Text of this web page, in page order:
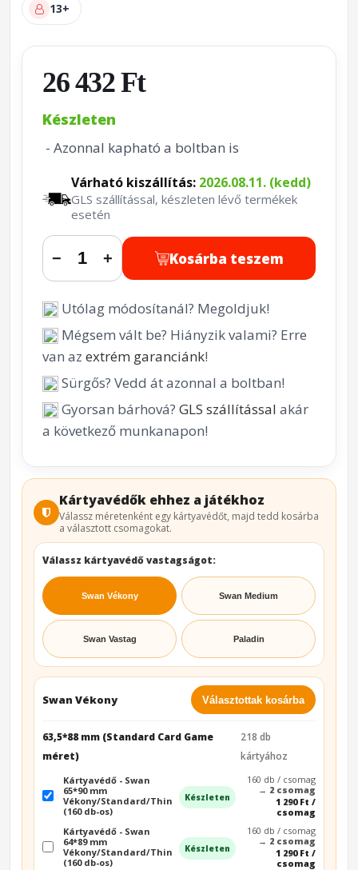
13+
26 432 Ft
Készleten
- Azonnal kapható a boltban is
Várható kiszállítás: 2026.08.11. (kedd)
GLS szállítással, készleten lévő termékek
esetén
− + Kosárba teszem
Utólag módosítanál? Megoldjuk!
Mégsem vált be? Hiányzik valami? Erre
van az extrém garanciánk!
Sürgős? Vedd át azonnal a boltban!
Gyorsan bárhová? GLS szállítással akár
a következő munkanapon!
Kártyavédők ehhez a játékhoz
Válassz méretenként egy kártyavédőt, majd tedd kosárba
a választott csomagokat.
Válassz kártyavédő vastagságot:
Swan Vékony Swan Medium
Swan Vastag Paladin
Swan Vékony Választottak kosárba
63,5*88 mm (Standard Card Game
méret)
218 db
kártyához
Kártyavédő - Swan
65*90 mm
Vékony/Standard/Thin
(160 db-os)
Készleten
160 db / csomag
→ 2 csomag
1 290 Ft /
csomag
Kártyavédő - Swan
64*89 mm
Vékony/Standard/Thin
(160 db-os)
Készleten
160 db / csomag
→ 2 csomag
1 290 Ft /
csomag